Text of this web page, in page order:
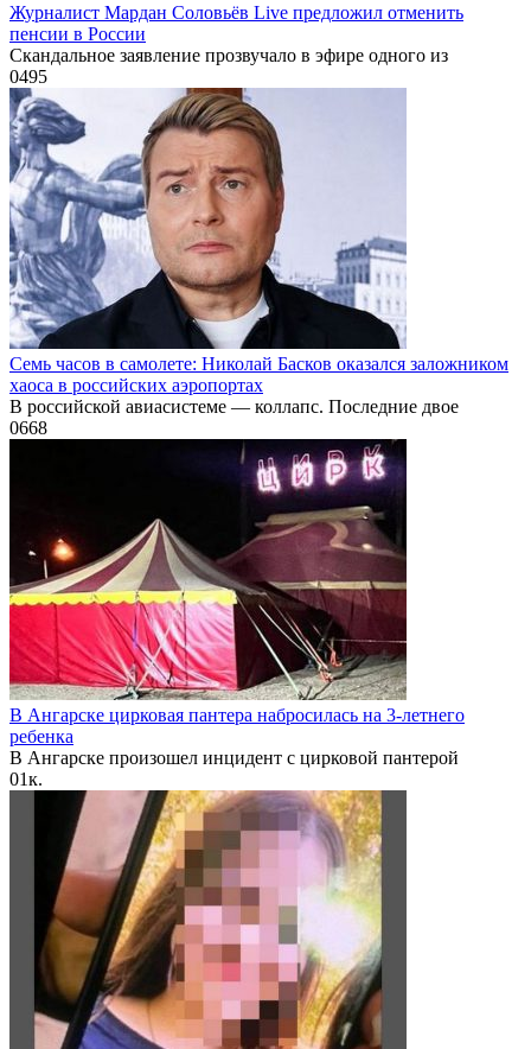
Журналист Мардан Соловьёв Live предложил отменить
пенсии в России
Скандальное заявление прозвучало в эфире одного из
0495
Семь часов в самолете: Николай Басков оказался заложником
хаоса в российских аэропортах
В российской авиасистеме — коллапс. Последние двое
0668
В Ангарске цирковая пантера набросилась на 3-летнего
ребенка
В Ангарске произошел инцидент с цирковой пантерой
01к.